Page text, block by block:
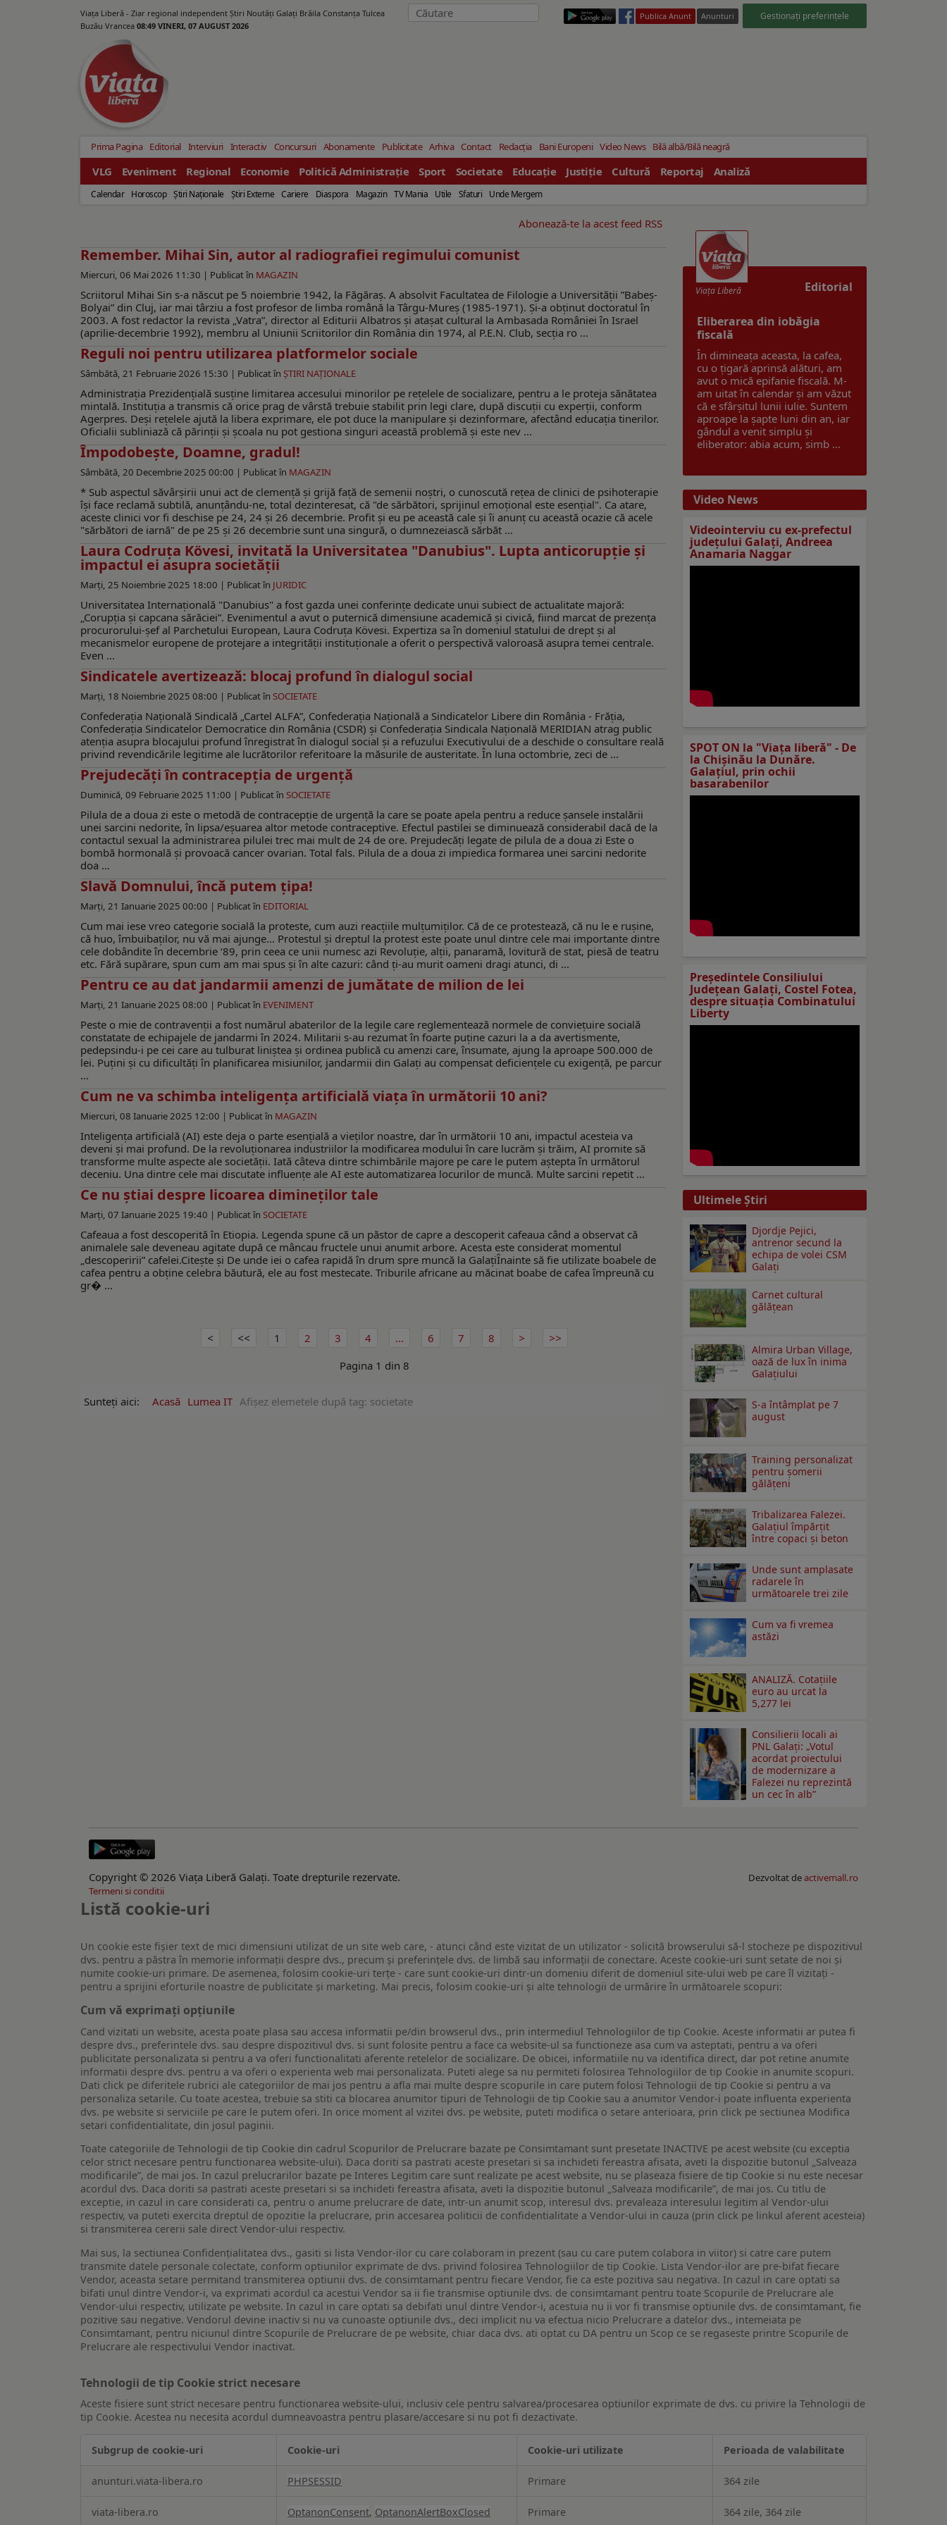
Viața Liberă - Ziar regional independent Știri Noutăți Galaţi Brăila Constanţa Tulcea
Buzău Vrancea 08:49 VINERI, 07 AUGUST 2026
Publica Anunt Anunturi Gestionați preferințele
Prima Pagina Editorial Interviuri Interactiv Concursuri Abonamente Publicitate Arhiva Contact Redacția Bani Europeni Video News Bilă albă/Bilă neagră
VLG Eveniment Regional Economie Politică Administrație Sport Societate Educație Justiție Cultură Reportaj Analiză
Calendar Horoscop Ştiri Naţionale Ştiri Externe Cariere Diaspora Magazin TV Mania Utile Sfaturi Unde Mergem
Abonează-te la acest feed RSS
Remember. Mihai Sin, autor al radiografiei regimului comunist
Miercuri, 06 Mai 2026 11:30 | Publicat în MAGAZIN
Scriitorul Mihai Sin s-a născut pe 5 noiembrie 1942, la Făgăraș. A absolvit Facultatea de Filologie a Universității ”Babeș-
Bolyai” din Cluj, iar mai târziu a fost profesor de limba română la Târgu-Mureș (1985-1971). Și-a obținut doctoratul în
2003. A fost redactor la revista „Vatra”, director al Editurii Albatros și atașat cultural la Ambasada României în Israel
(aprilie-decembrie 1992), membru al Uniunii Scriitorilor din România din 1974, al P.E.N. Club, secția ro ...
Reguli noi pentru utilizarea platformelor sociale
Sâmbătă, 21 Februarie 2026 15:30 | Publicat în ŞTIRI NAŢIONALE
Administrația Prezidențială susține limitarea accesului minorilor pe rețelele de socializare, pentru a le proteja sănătatea
mintală. Instituția a transmis că orice prag de vârstă trebuie stabilit prin legi clare, după discuții cu experții, conform
Agerpres. Deși rețelele ajută la libera exprimare, ele pot duce la manipulare și dezinformare, afectând educația tinerilor.
Oficialii subliniază că părinții și școala nu pot gestiona singuri această problemă și este nev ...
Împodobește, Doamne, gradul!
Sâmbătă, 20 Decembrie 2025 00:00 | Publicat în MAGAZIN
* Sub aspectul săvârșirii unui act de clemență și grijă față de semenii noștri, o cunoscută rețea de clinici de psihoterapie
își face reclamă subtilă, anunțându-ne, total dezinteresat, că "de sărbători, sprijinul emoțional este esențial". Ca atare,
aceste clinici vor fi deschise pe 24, 24 și 26 decembrie. Profit și eu pe această cale și îi anunț cu această ocazie că acele
"sărbători de iarnă" de pe 25 și 26 decembrie sunt una singură, o dumnezeiască sărbăt ...
Laura Codruța Kövesi, invitată la Universitatea "Danubius". Lupta anticorupție și
impactul ei asupra societății
Marți, 25 Noiembrie 2025 18:00 | Publicat în JURIDIC
Universitatea Internațională "Danubius" a fost gazda unei conferințe dedicate unui subiect de actualitate majoră:
„Corupția și capcana sărăciei”. Evenimentul a avut o puternică dimensiune academică și civică, fiind marcat de prezența
procurorului-șef al Parchetului European, Laura Codruța Kövesi. Expertiza sa în domeniul statului de drept și al
mecanismelor europene de protejare a integrității instituționale a oferit o perspectivă valoroasă asupra temei centrale.
Even ...
Sindicatele avertizează: blocaj profund în dialogul social
Marți, 18 Noiembrie 2025 08:00 | Publicat în SOCIETATE
Confederația Națională Sindicală „Cartel ALFA”, Confederația Națională a Sindicatelor Libere din România - Frăția,
Confederația Sindicatelor Democratice din România (CSDR) și Confederația Sindicala Națională MERIDIAN atrag public
atenția asupra blocajului profund înregistrat în dialogul social și a refuzului Executivului de a deschide o consultare reală
privind revendicările legitime ale lucrătorilor referitoare la măsurile de austeritate. În luna octombrie, zeci de ...
Prejudecăți în contracepția de urgență
Duminică, 09 Februarie 2025 11:00 | Publicat în SOCIETATE
Pilula de a doua zi este o metodă de contracepție de urgență la care se poate apela pentru a reduce șansele instalării
unei sarcini nedorite, în lipsa/eșuarea altor metode contraceptive. Efectul pastilei se diminuează considerabil dacă de la
contactul sexual la administrarea pilulei trec mai mult de 24 de ore. Prejudecăți legate de pilula de a doua zi Este o
bombă hormonală și provoacă cancer ovarian. Total fals. Pilula de a doua zi impiedica formarea unei sarcini nedorite
doa ...
Slavă Domnului, încă putem ţipa!
Marți, 21 Ianuarie 2025 00:00 | Publicat în EDITORIAL
Cum mai iese vreo categorie socială la proteste, cum auzi reacţiile mulţumiţilor. Că de ce protestează, că nu le e ruşine,
că huo, îmbuibaţilor, nu vă mai ajunge... Protestul şi dreptul la protest este poate unul dintre cele mai importante dintre
cele dobândite în decembrie ‘89, prin ceea ce unii numesc azi Revoluţie, alţii, panaramă, lovitură de stat, piesă de teatru
etc. Fără supărare, spun cum am mai spus şi în alte cazuri: când ţi-au murit oameni dragi atunci, di ...
Pentru ce au dat jandarmii amenzi de jumătate de milion de lei
Marți, 21 Ianuarie 2025 08:00 | Publicat în EVENIMENT
Peste o mie de contravenții a fost numărul abaterilor de la legile care reglementează normele de conviețuire socială
constatate de echipajele de jandarmi în 2024. Militarii s-au rezumat în foarte puține cazuri la a da avertismente,
pedepsindu-i pe cei care au tulburat liniștea și ordinea publică cu amenzi care, însumate, ajung la aproape 500.000 de
lei. Puțini și cu dificultăți în planificarea misiunilor, jandarmii din Galați au compensat deficiențele cu exigență, pe parcur
...
Cum ne va schimba inteligența artificială viața în următorii 10 ani?
Miercuri, 08 Ianuarie 2025 12:00 | Publicat în MAGAZIN
Inteligența artificială (AI) este deja o parte esențială a vieților noastre, dar în următorii 10 ani, impactul acesteia va
deveni și mai profund. De la revoluționarea industriilor la modificarea modului în care lucrăm și trăim, AI promite să
transforme multe aspecte ale societății. Iată câteva dintre schimbările majore pe care le putem aștepta în următorul
deceniu. Una dintre cele mai discutate influențe ale AI este automatizarea locurilor de muncă. Multe sarcini repetit ...
Ce nu ştiai despre licoarea dimineţilor tale
Marți, 07 Ianuarie 2025 19:40 | Publicat în SOCIETATE
Cafeaua a fost descoperită în Etiopia. Legenda spune că un păstor de capre a descoperit cafeaua când a observat că
animalele sale deveneau agitate după ce mâncau fructele unui anumit arbore. Acesta este considerat momentul
„descoperirii” cafelei.Citește și De unde iei o cafea rapidă în drum spre muncă la GalaţiÎnainte să fie utilizate boabele de
cafea pentru a obține celebra băutură, ele au fost mestecate. Triburile africane au măcinat boabe de cafea împreună cu
gr� ...
1 2 3 4 ... 6 7
8
Pagina 1 din 8
Sunteți aici: Acasă Lumea IT Afişez elemetele după tag: societate
Editorial
Viaţa Liberă
Eliberarea din iobăgia
fiscală
În dimineața aceasta, la cafea,
cu o țigară aprinsă alături, am
avut o mică epifanie fiscală. M-
am uitat în calendar și am văzut
că e sfârșitul lunii iulie. Suntem
aproape la șapte luni din an, iar
gândul a venit simplu și
eliberator: abia acum, simb ...
Video News
Videointerviu cu ex-prefectul
judeţului Galaţi, Andreea
Anamaria Naggar
SPOT ON la "Viaţa liberă" - De
la Chișinău la Dunăre.
Galațiul, prin ochii
basarabenilor
Preşedintele Consiliului
Judeţean Galaţi, Costel Fotea,
despre situaţia Combinatului
Liberty
Ultimele Ştiri
Djordje Pejici,
antrenor secund la
echipa de volei CSM
Galați
Carnet cultural
gălăţean
Almira Urban Village,
oază de lux în inima
Galațiului
S-a întâmplat pe 7
august
Training personalizat
pentru șomerii
gălățeni
Tribalizarea Falezei.
Galațiul împărțit
între copaci și beton
Unde sunt amplasate
radarele în
următoarele trei zile
Cum va fi vremea
astăzi
ANALIZĂ. Cotațiile
euro au urcat la
5,277 lei
Consilierii locali ai
PNL Galaţi: „Votul
acordat proiectului
de modernizare a
Falezei nu reprezintă
un cec în alb”
Copyright © 2026 Viaţa Liberă Galaţi. Toate drepturile rezervate. Dezvoltat deactivemall.ro
Termeni si conditii
Listă cookie-uri
Un cookie este fişier text de mici dimensiuni utilizat de un site web care, - atunci când este vizitat de un utilizator - solicită browserului să-l stocheze pe dispozitivul
dvs. pentru a păstra în memorie informații despre dvs., precum și preferințele dvs. de limbă sau informații de conectare. Aceste cookie-uri sunt setate de noi și
numite cookie-uri primare. De asemenea, folosim cookie-uri terțe - care sunt cookie-uri dintr-un domeniu diferit de domeniul site-ului web pe care îl vizitați -
pentru a sprijini eforturile noastre de publicitate și marketing. Mai precis, folosim cookie-uri și alte tehnologii de urmărire în următoarele scopuri:
Cum vă exprimați opțiunile
Cand vizitati un website, acesta poate plasa sau accesa informatii pe/din browserul dvs., prin intermediul Tehnologiilor de tip Cookie. Aceste informatii ar putea fi
despre dvs., preferintele dvs. sau despre dispozitivul dvs. si sunt folosite pentru a face ca website-ul sa functioneze asa cum va asteptati, pentru a va oferi
publicitate personalizata si pentru a va oferi functionalitati aferente retelelor de socializare. De obicei, informatiile nu va identifica direct, dar pot retine anumite
informatii despre dvs. pentru a va oferi o experienta web mai personalizata. Puteti alege sa nu permiteti folosirea Tehnologiilor de tip Cookie in anumite scopuri.
Dati click pe diferitele rubrici ale categoriilor de mai jos pentru a afla mai multe despre scopurile in care putem folosi Tehnologii de tip Cookie si pentru a va
personaliza setarile. Cu toate acestea, trebuie sa stiti ca blocarea anumitor tipuri de Tehnologii de tip Cookie sau a anumitor Vendor-i poate influenta experienta
dvs. pe website si serviciile pe care le putem oferi. In orice moment al vizitei dvs. pe website, puteti modifica o setare anterioara, prin click pe sectiunea Modifica
setari confidentialitate, din josul paginii.
Toate categoriile de Tehnologii de tip Cookie din cadrul Scopurilor de Prelucrare bazate pe Consimtamant sunt presetate INACTIVE pe acest website (cu exceptia
celor strict necesare pentru functionarea website-ului). Daca doriti sa pastrati aceste presetari si sa inchideti fereastra afisata, aveti la dispozitie butonul „Salveaza
modificarile”, de mai jos. In cazul prelucrarilor bazate pe Interes Legitim care sunt realizate pe acest website, nu se plaseaza fisiere de tip Cookie si nu este necesar
acordul dvs. Daca doriti sa pastrati aceste presetari si sa inchideti fereastra afisata, aveti la dispozitie butonul „Salveaza modificarile”, de mai jos. Cu titlu de
exceptie, in cazul in care considerati ca, pentru o anume prelucrare de date, intr-un anumit scop, interesul dvs. prevaleaza interesului legitim al Vendor-ului
respectiv, va puteti exercita dreptul de opozitie la prelucrare, prin accesarea politicii de confidentialitate a Vendor-ului in cauza (prin click pe linkul aferent acesteia)
si transmiterea cererii sale direct Vendor-ului respectiv.
Mai sus, la sectiunea Confidențialitatea dvs., gasiti si lista Vendor-ilor cu care colaboram in prezent (sau cu care putem colabora in viitor) si catre care putem
transmite datele personale colectate, conform optiunilor exprimate de dvs. privind folosirea Tehnologiilor de tip Cookie. Lista Vendor-ilor are pre-bifat fiecare
Vendor, aceasta setare permitand transmiterea optiunii dvs. de consimtamant pentru fiecare Vendor, fie ca este pozitiva sau negativa. In cazul in care optati sa
bifati unul dintre Vendor-i, va exprimati acordul ca acestui Vendor sa ii fie transmise optiunile dvs. de consimtamant pentru toate Scopurile de Prelucrare ale
Vendor-ului respectiv, utilizate pe website. In cazul in care optati sa debifati unul dintre Vendor-i, acestuia nu ii vor fi transmise optiunile dvs. de consimtamant, fie
pozitive sau negative. Vendorul devine inactiv si nu va cunoaste optiunile dvs., deci implicit nu va efectua nicio Prelucrare a datelor dvs., intemeiata pe
Consimtamant, pentru niciunul dintre Scopurile de Prelucrare de pe website, chiar daca dvs. ati optat cu DA pentru un Scop ce se regaseste printre Scopurile de
Prelucrare ale respectivului Vendor inactivat.
Tehnologii de tip Cookie strict necesare
Aceste fisiere sunt strict necesare pentru functionarea website-ului, inclusiv cele pentru salvarea/procesarea optiunilor exprimate de dvs. cu privire la Tehnologii de
tip Cookie. Acestea nu necesita acordul dumneavoastra pentru plasare/accesare si nu pot fi dezactivate.
de
Cookie
Subgrup de cookie-uri Cookie-uri Cookie-uri utilizate Perioada de valabilitate
anunturi.viata-libera.ro PHPSESSID Primare 364 zile
viata-libera.ro OptanonConsent, OptanonAlertBoxClosed Primare 364 zile, 364 zile